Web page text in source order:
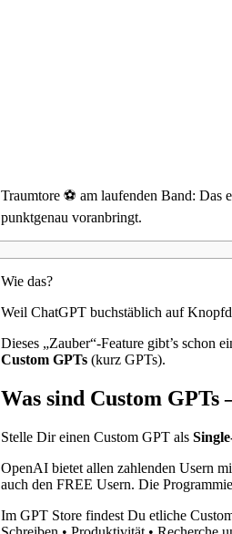
Traumtore ⚽ am laufenden Band: Das
punktgenau voranbringt.
Wie das?
Weil ChatGPT buchstäblich auf
Dieses „Zauber“-Feature gibt’s schon
Custom GPTs (kurz GPTs).
Was sind Custom GPTs
Stelle Dir einen Custom GPT als
OpenAI bietet allen zahlenden Usern
auch den FREE Usern. Die
Im GPT Store findest Du etliche